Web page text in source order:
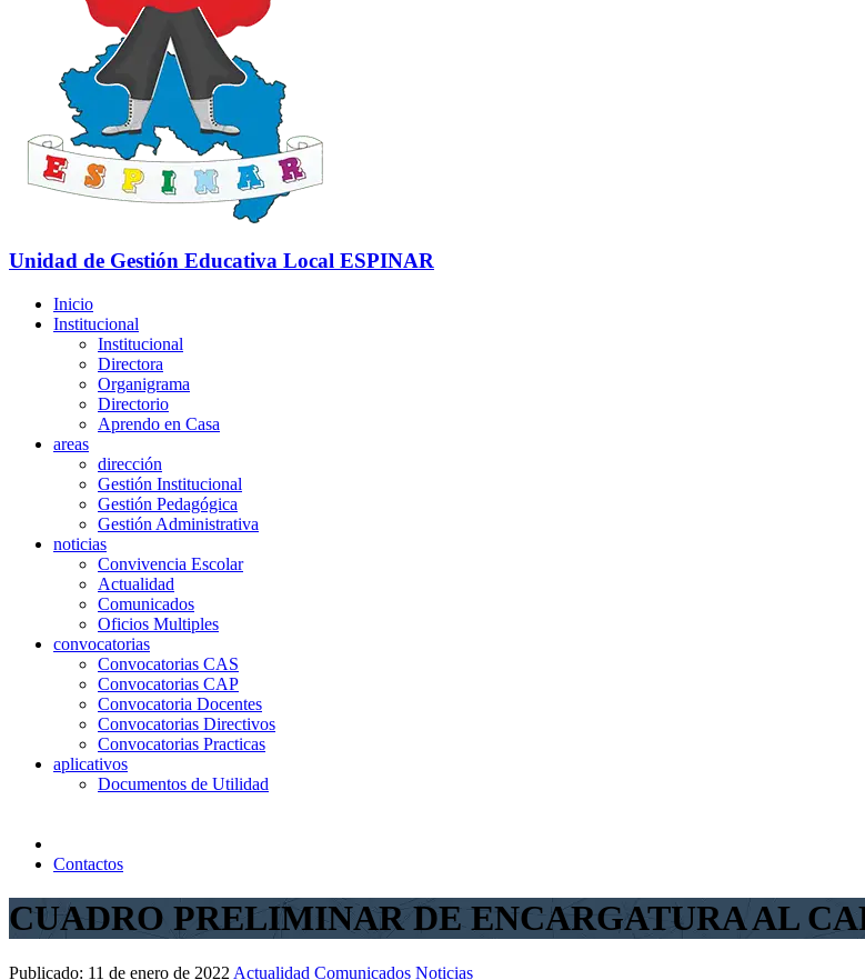
Unidad de Gestión Educativa Local ESPINAR
Inicio
Institucional
Institucional
Directora
Organigrama
Directorio
Aprendo en Casa
areas
dirección
Gestión Institucional
Gestión Pedagógica
Gestión Administrativa
noticias
Convivencia Escolar
Actualidad
Comunicados
Oficios Multiples
convocatorias
Convocatorias CAS
Convocatorias CAP
Convocatoria Docentes
Convocatorias Directivos
Convocatorias Practicas
aplicativos
Documentos de Utilidad
Contactos
CUADRO PRELIMINAR DE ENCARGATURA AL
Publicado: 11 de enero de 2022 Actualidad Comunicados Noticias